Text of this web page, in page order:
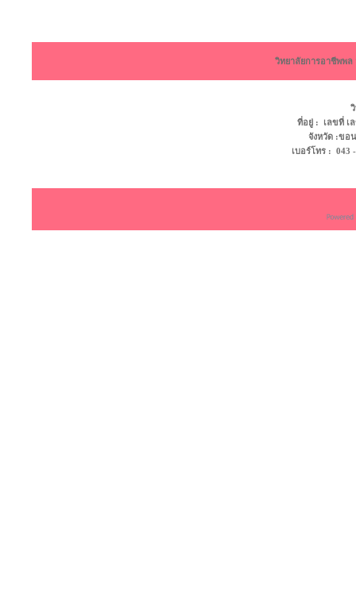
วิทยาลัยการอาชีพพ
ที่อยู่ : เลขที่ เ
จังหวัด :ข
เบอร์โทร :